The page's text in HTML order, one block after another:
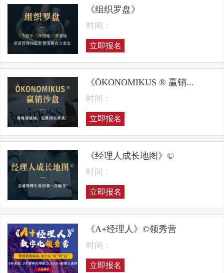
《组织罗盘》
时间：
立即报名
《ÖKONOMIKUS ® 赢销...
时间：
立即报名
《经理人成长地图》©
时间：
立即报名
《A+经理人》©领秀营
时间：
立即报名